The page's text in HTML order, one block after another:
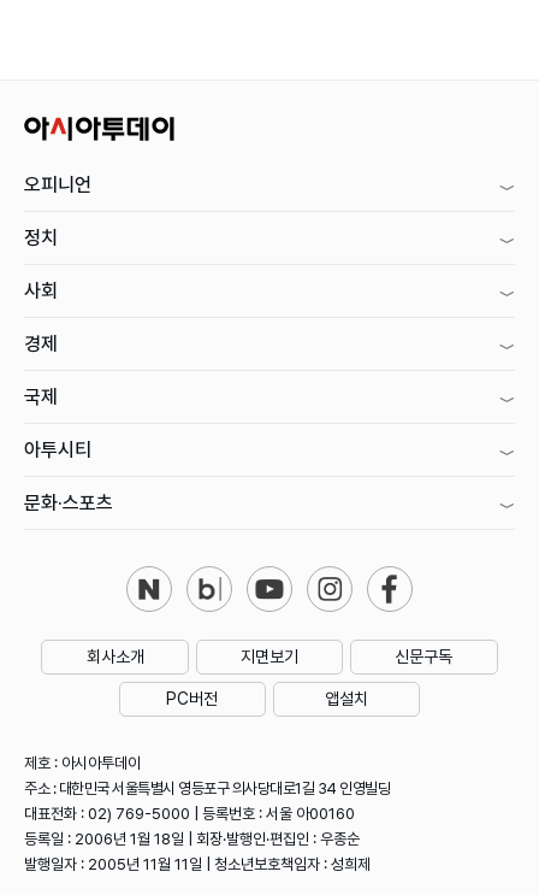
오피니언
정치
사회
경제
국제
아투시티
문화·스포츠
회사소개 지면보기 신문구독
PC버전 앱설치
제호 : 아시아투데이
주소 : 대한민국 서울특별시 영등포구 의사당대로1길 34 인영빌딩
대표전화 : 02) 769-5000 | 등록번호 : 서울 아00160
등록일 : 2006년 1월 18일 | 회장·발행인·편집인 : 우종순
발행일자 : 2005년 11월 11일 | 청소년보호책임자 : 성희제